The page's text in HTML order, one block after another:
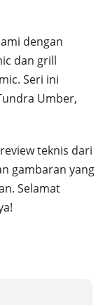
dengan
dan grill
Seri ini
Umber,
teknis dari
gambaran yang
Selamat